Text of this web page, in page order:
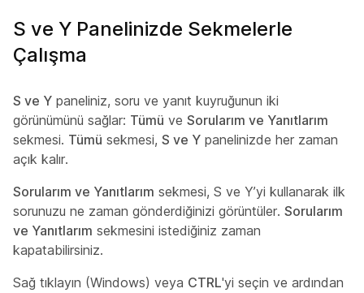
S ve Y Panelinizde Sekmelerle
Çalışma
S ve Y paneliniz, soru ve yanıt kuyruğunun iki
görünümünü sağlar: Tümü ve Sorularım ve Yanıtlarım
sekmesi. Tümü sekmesi, S ve Y panelinizde her zaman
açık kalır.
Sorularım ve Yanıtlarım sekmesi, S ve Y’yi kullanarak ilk
sorunuzu ne zaman gönderdiğinizi görüntüler. Sorularım
ve Yanıtlarım sekmesini istediğiniz zaman
kapatabilirsiniz.
Sağ tıklayın (Windows) veya CTRL'yi seçin ve ardından